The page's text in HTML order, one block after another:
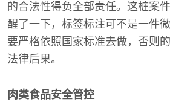
的合法性得负全部责任。这桩案
醒了一下，标签标注可不是一件
要严格依照国家标准去做，否则
法律后果。
肉类食品安全管控